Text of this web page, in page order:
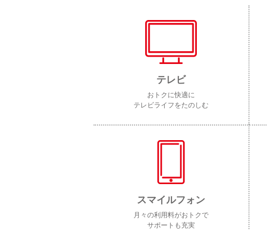
テレビ
おトクに快適に
テレビライフをたのしむ
スマイルフォン
月々の利用料がおトクで
サポートも充実